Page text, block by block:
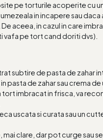
pe torturile acoperite cu
in incapere sau
aceea, in cazul in care
vafa pe tort cand doriti dvs).
subtire de pasta de zahar
de zahar sau crema de
imbracat in frisca, va
uscata si curata sau un
clare, dar pot curge sau